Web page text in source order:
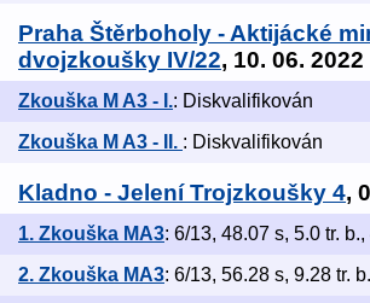
Praha Štěrboholy - Aktijácké
dvojzkoušky IV/22, 10. 06. 2022
Zkouška M A3 - I.: Diskvalifikován
Zkouška M A3 - II. : Diskvalifikován
Kladno - Jelení Trojzkoušky 4,
1. Zkouška MA3: 6/13, 48.07 s, 5.0 tr.
2. Zkouška MA3: 6/13, 56.28 s, 9.28 tr.